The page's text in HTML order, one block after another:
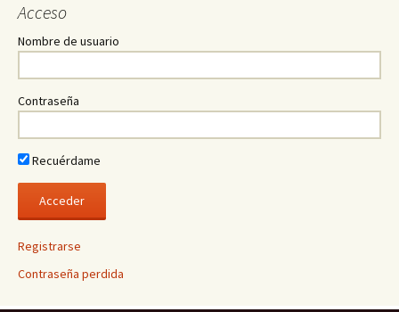
Acceso
Nombre de usuario
Contraseña
Recuérdame
Registrarse
Contraseña perdida